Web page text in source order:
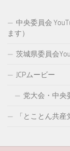
中央委員会
ます）
茨城県委員会
JCPムービー
党大会・中央
「とことん共